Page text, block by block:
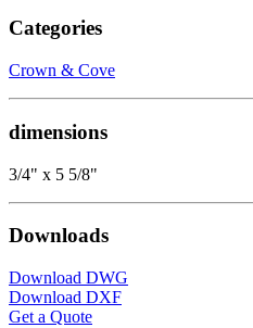
Categories
Crown & Cove
dimensions
3/4" x 5 5/8"
Downloads
Download DWG
Download DXF
Get a Quote